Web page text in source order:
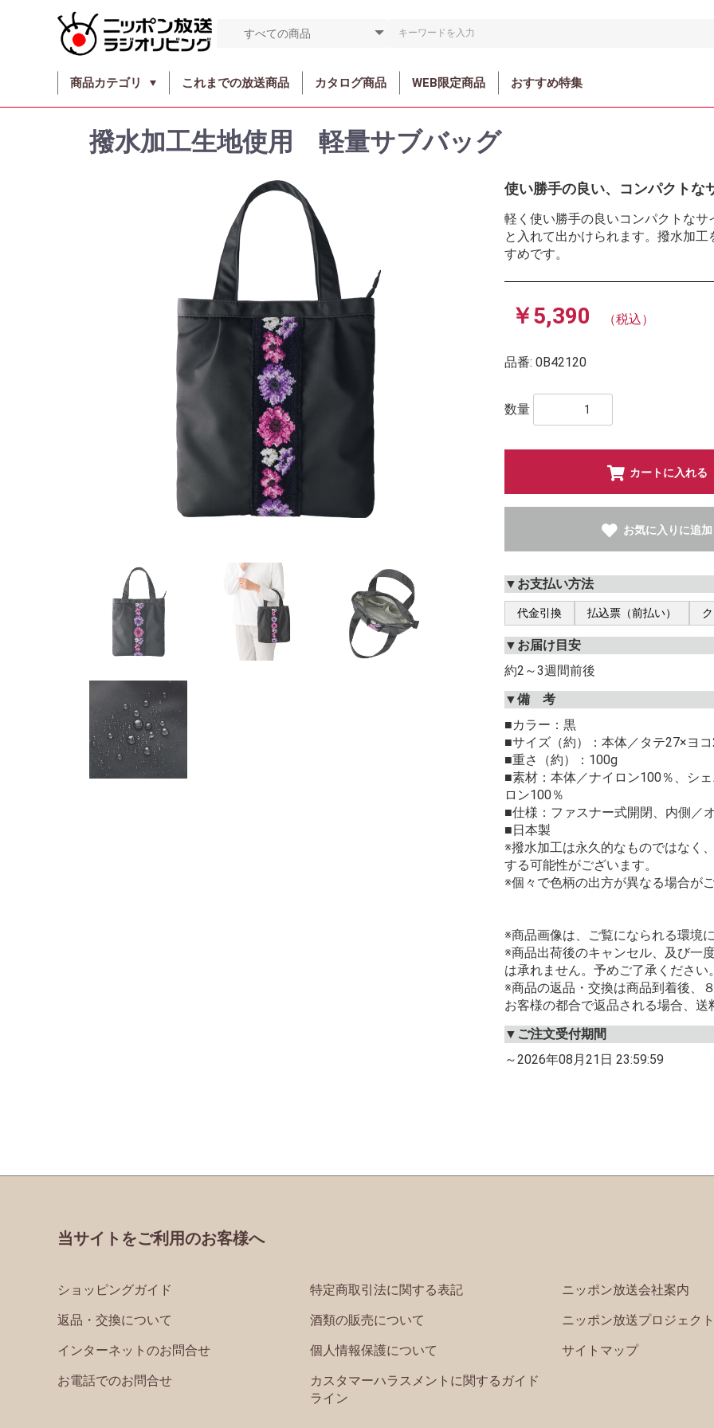
商品カテゴリ これまでの放送商品 カタログ商品 WEB限定商品 おすすめ特集
撥水加工生地使用 軽量サブバッグ
使い勝手の良い、コンパクトな
軽く使い勝手の良いコンパクトな
と入れて出かけられます。撥水加
すめです。
￥5,390 （税込）
品番: 0B42120
数量
カートに入れる
お気に入りに追加
▼お支払い方法
代金引換 払込票（前払い）
▼お届け目安
約2～3週間前後
▼備 考
■カラー：黒
■サイズ（約）：本体／タテ27×ヨ
■重さ（約）：100g
■素材：本体／ナイロン100％、シ
ロン100％
■仕様：ファスナー式開閉、内側／
■日本製
※撥水加工は永久的なものではなく
する可能性がございます。
※個々で色柄の出方が異なる場合がご
※商品画像は、ご覧になられる環境
※商品出荷後のキャンセル、及び一
は承れません。予めご了承ください。
※商品の返品・交換は商品到着後、
お客様の都合で返品される場合、送
▼ご注文受付期間
～2026年08月21日 23:59:59
当サイトをご利用のお客様へ
ショッピングガイド
返品・交換について
インターネットのお問合せ
お電話でのお問合せ
特定商取引法に関する表記
酒類の販売について
個人情報保護について
カスタマーハラスメントに関するガイド
ライン
ニッポン放送会社案内
ニッポン放送プロジェク
サイトマップ